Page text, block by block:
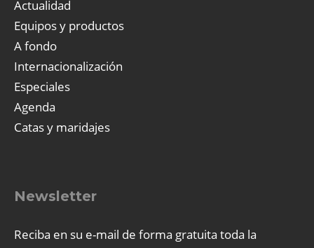
Actualidad
Equipos y productos
A fondo
Internacionalización
Especiales
Agenda
Catas y maridajes
Newsletter
Reciba en su e-mail de forma gratuita toda la